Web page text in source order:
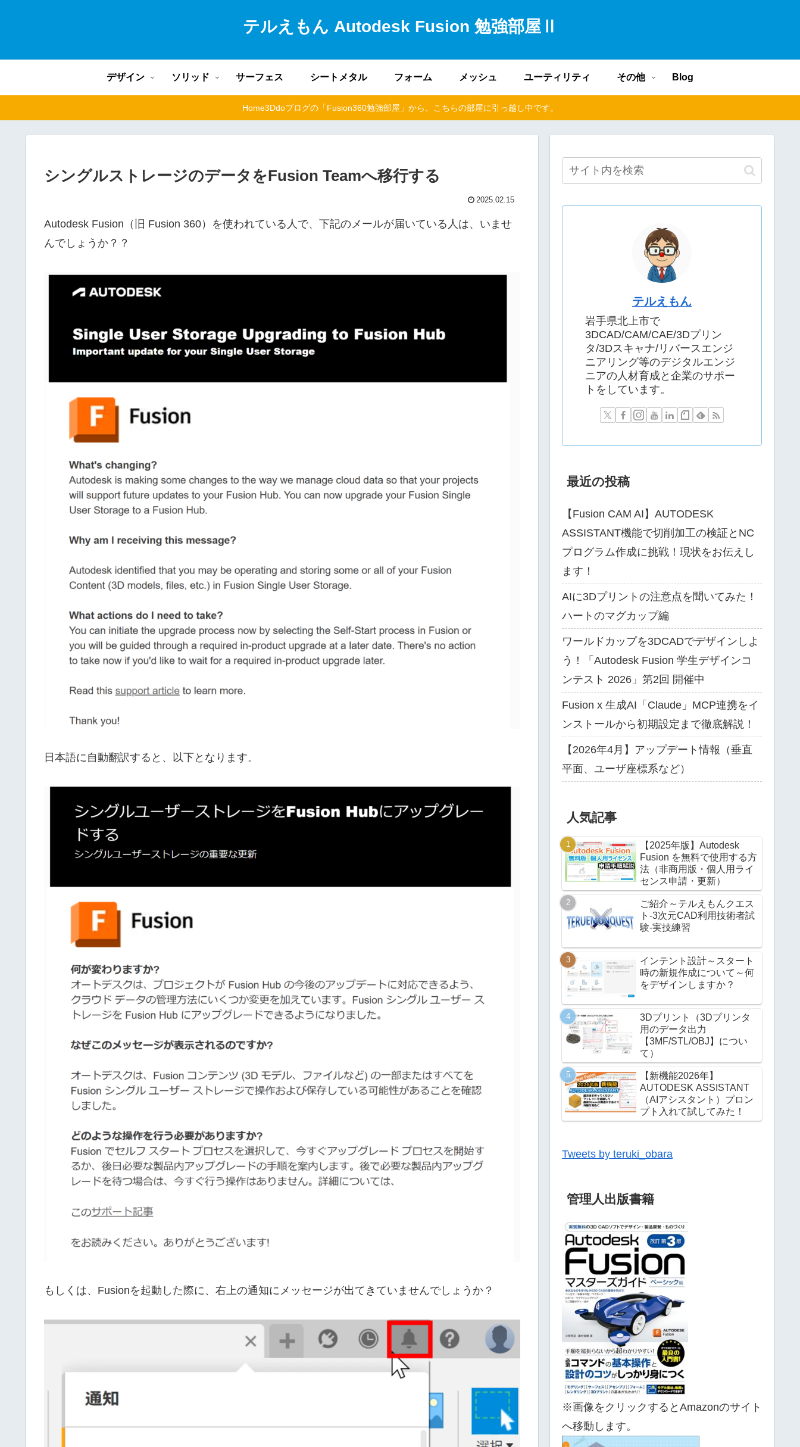
テルえもん Autodesk Fusion 勉強部屋Ⅱ
デザイン ソリッド サーフェス シートメタル フォーム メッシュ ユーティリティ その他 Blog
Home3Ddoブログの「Fusion360勉強部屋」から、こちらの部屋に引っ越し中です。
シングルストレージのデータをFusion Teamへ移行する
2025.02.15
Autodesk Fusion（旧 Fusion 360）を使われている人で、下記のメールが届いている人は、いませ
んでしょうか？？
日本語に自動翻訳すると、以下となります。
もしくは、Fusionを起動した際に、右上の通知にメッセージが出てきていませんでしょうか？
テルえもん
岩手県北上市で
3DCAD/CAM/CAE/3Dプリン
タ/3Dスキャナ/リバースエンジ
ニアリング等のデジタルエンジ
ニアの人材育成と企業のサポー
トをしています。
最近の投稿
【Fusion CAM AI】AUTODESK
ASSISTANT機能で切削加工の検証とNC
プログラム作成に挑戦！現状をお伝えし
ます！
AIに3Dプリントの注意点を聞いてみた！
ハートのマグカップ編
ワールドカップを3DCADでデザインしよ
う！「Autodesk Fusion 学生デザインコ
ンテスト 2026」第2回 開催中
Fusion x 生成AI「Claude」MCP連携をイ
ンストールから初期設定まで徹底解説！
【2026年4月】アップデート情報（垂直
平面、ユーザ座標系など）
人気記事
【2025年版】Autodesk
Fusion を無料で使用する方
法（非商用版・個人用ライ
センス申請・更新）
ご紹介～テルえもんクエス
ト-3次元CAD利用技術者試
験-実技練習
インテント設計～スタート
時の新規作成について～何
をデザインしますか？
3Dプリント（3Dプリンタ
用のデータ出力
【3MF/STL/OBJ】につい
て）
【新機能2026年】
AUTODESK ASSISTANT
（AIアシスタント）プロン
プト入れて試してみた！
Tweets by teruki_obara
管理人出版書籍
※画像をクリックするとAmazonのサイト
へ移動します。